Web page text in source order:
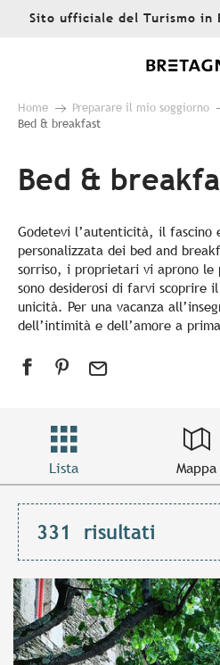
AllerSito ufficiale del Turismo in
Home Preparare il mio soggiorno
Bed & breakfast
Bed &
Godetevi l’autenticità, il fascino
personalizzata dei bed and
sorriso, i proprietari vi aprono le
sono desiderosi di farvi scoprire
unicità. Per una vacanza
dell’intimità e dell’amore a
Lista Mappa
331 risultati